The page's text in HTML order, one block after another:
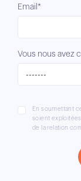
Email*
Vous nous avez
-------
En soumettant
soient
de la relation